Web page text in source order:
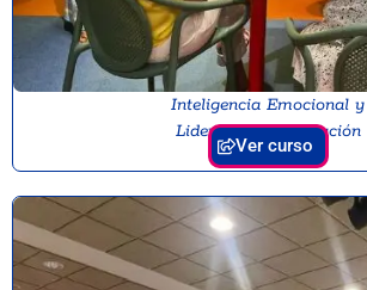
Inteligencia Emocional y
Liderazgo en Educación
Ver curso